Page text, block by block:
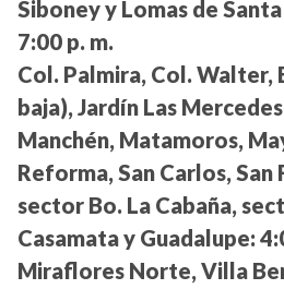
Siboney y Lomas de
7:00 p. m.
Col. Palmira, Col. Walter,
baja), Jardín Las
Manchén, Matamoros,
Reforma, San Carlos, San
sector Bo. La Cabaña,
Casamata y Guadalupe:
Miraflores Norte, Villa